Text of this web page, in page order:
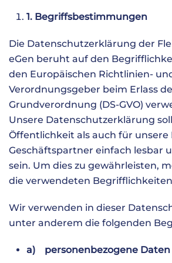
1. Begriffsbestimmungen
Die Datenschutzerklärung der
eGen beruht auf den
den Europäischen Richtlinien-
Verordnungsgeber beim Erlass
Grundverordnung (DS-GVO)
Unsere Datenschutzerklärung
Öffentlichkeit als auch für unsere
Geschäftspartner einfach lesbar
sein. Um dies zu gewährleisten,
die verwendeten
Wir verwenden in dieser
unter anderem die folgenden
a) personenbezogene Daten